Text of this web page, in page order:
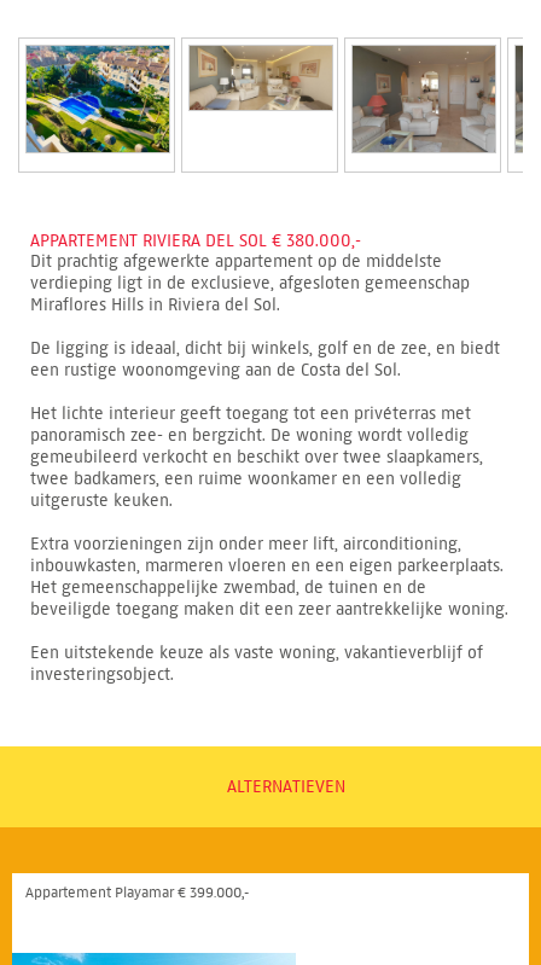
APPARTEMENT RIVIERA DEL SOL € 380.000,-
Dit prachtig afgewerkte appartement op de middelste
verdieping ligt in de exclusieve, afgesloten gemeenschap
Miraflores Hills in Riviera del Sol.
De ligging is ideaal, dicht bij winkels, golf en de zee, en biedt
een rustige woonomgeving aan de Costa del Sol.
Het lichte interieur geeft toegang tot een privéterras met
panoramisch zee- en bergzicht. De woning wordt volledig
gemeubileerd verkocht en beschikt over twee slaapkamers,
twee badkamers, een ruime woonkamer en een volledig
uitgeruste keuken.
Extra voorzieningen zijn onder meer lift, airconditioning,
inbouwkasten, marmeren vloeren en een eigen parkeerplaats.
Het gemeenschappelijke zwembad, de tuinen en de
beveiligde toegang maken dit een zeer aantrekkelijke woning.
Een uitstekende keuze als vaste woning, vakantieverblijf of
investeringsobject.
ALTERNATIEVEN
Appartement Playamar € 399.000,-